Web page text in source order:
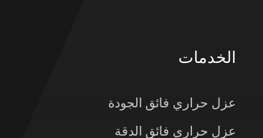
الخدمات
عزل حراري فائق الجودة
عزل حراري فائق الدقة